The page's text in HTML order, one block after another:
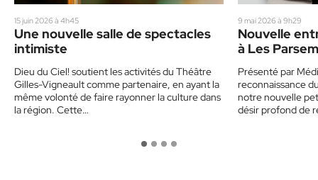
15 juin 2026 à 4h45
Une nouvelle salle de spectacles
intimiste
Dieu du Ciel! soutient les activités du Théâtre
Gilles-Vigneault comme partenaire, en ayant la
même volonté de faire rayonner la culture dans
la région. Cette…
9 mai 2026 à 9h29
Nouvelle
à Les
Présenté par
reconnaissance
notre nouvelle
désir profond de